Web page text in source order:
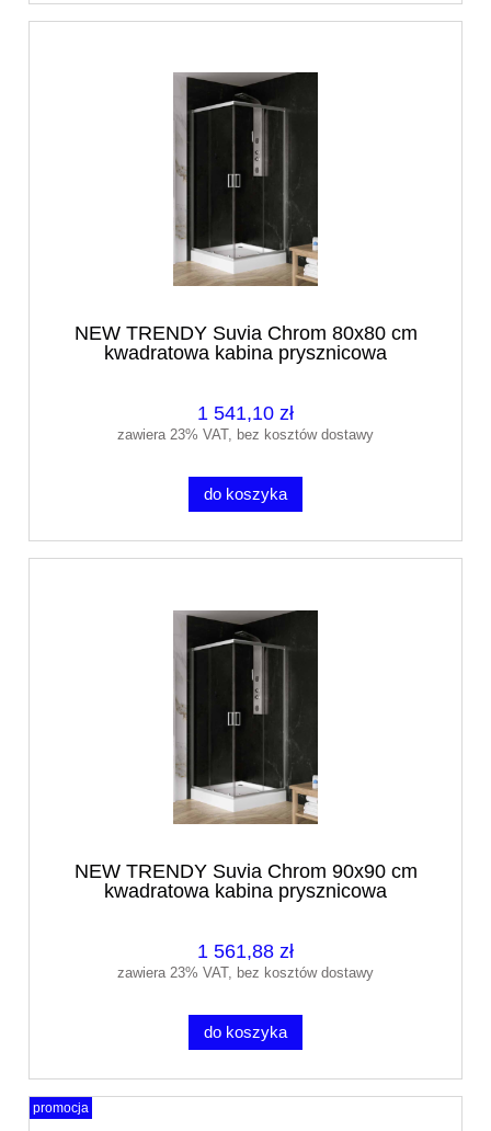
NEW TRENDY Suvia Chrom 80x80 cm
kwadratowa kabina prysznicowa
1 541,10 zł
zawiera 23% VAT, bez kosztów dostawy
do koszyka
NEW TRENDY Suvia Chrom 90x90 cm
kwadratowa kabina prysznicowa
1 561,88 zł
zawiera 23% VAT, bez kosztów dostawy
do koszyka
promocja